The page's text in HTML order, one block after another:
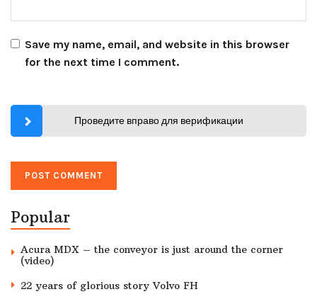
Save my name, email, and website in this browser
for the next time I comment.
Проведите вправо для верификации
Popular
Acura MDX – the conveyor is just around the corner
(video)
22 years of glorious story Volvo FH